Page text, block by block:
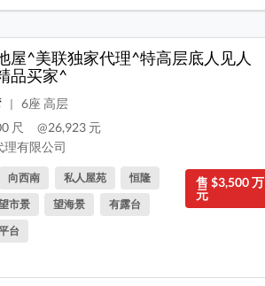
屋^美联独家代理^特高层底人见人
品买家^
|
6座 高层
尺
@26,923 元
理有限公司
售 $3,500 万
元
向西南 私人屋苑
恒隆
市景 望海景
有露台
台